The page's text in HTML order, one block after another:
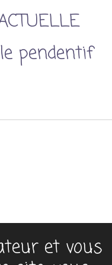
et vous
pendentif